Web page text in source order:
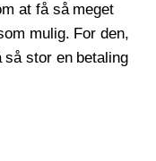
at få så meget
mulig. For den,
stor en betaling